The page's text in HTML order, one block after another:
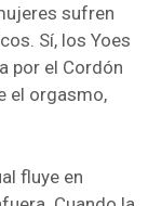
sufren
Sí, los Yoes
por el Cordón
el orgasmo,
fluye en